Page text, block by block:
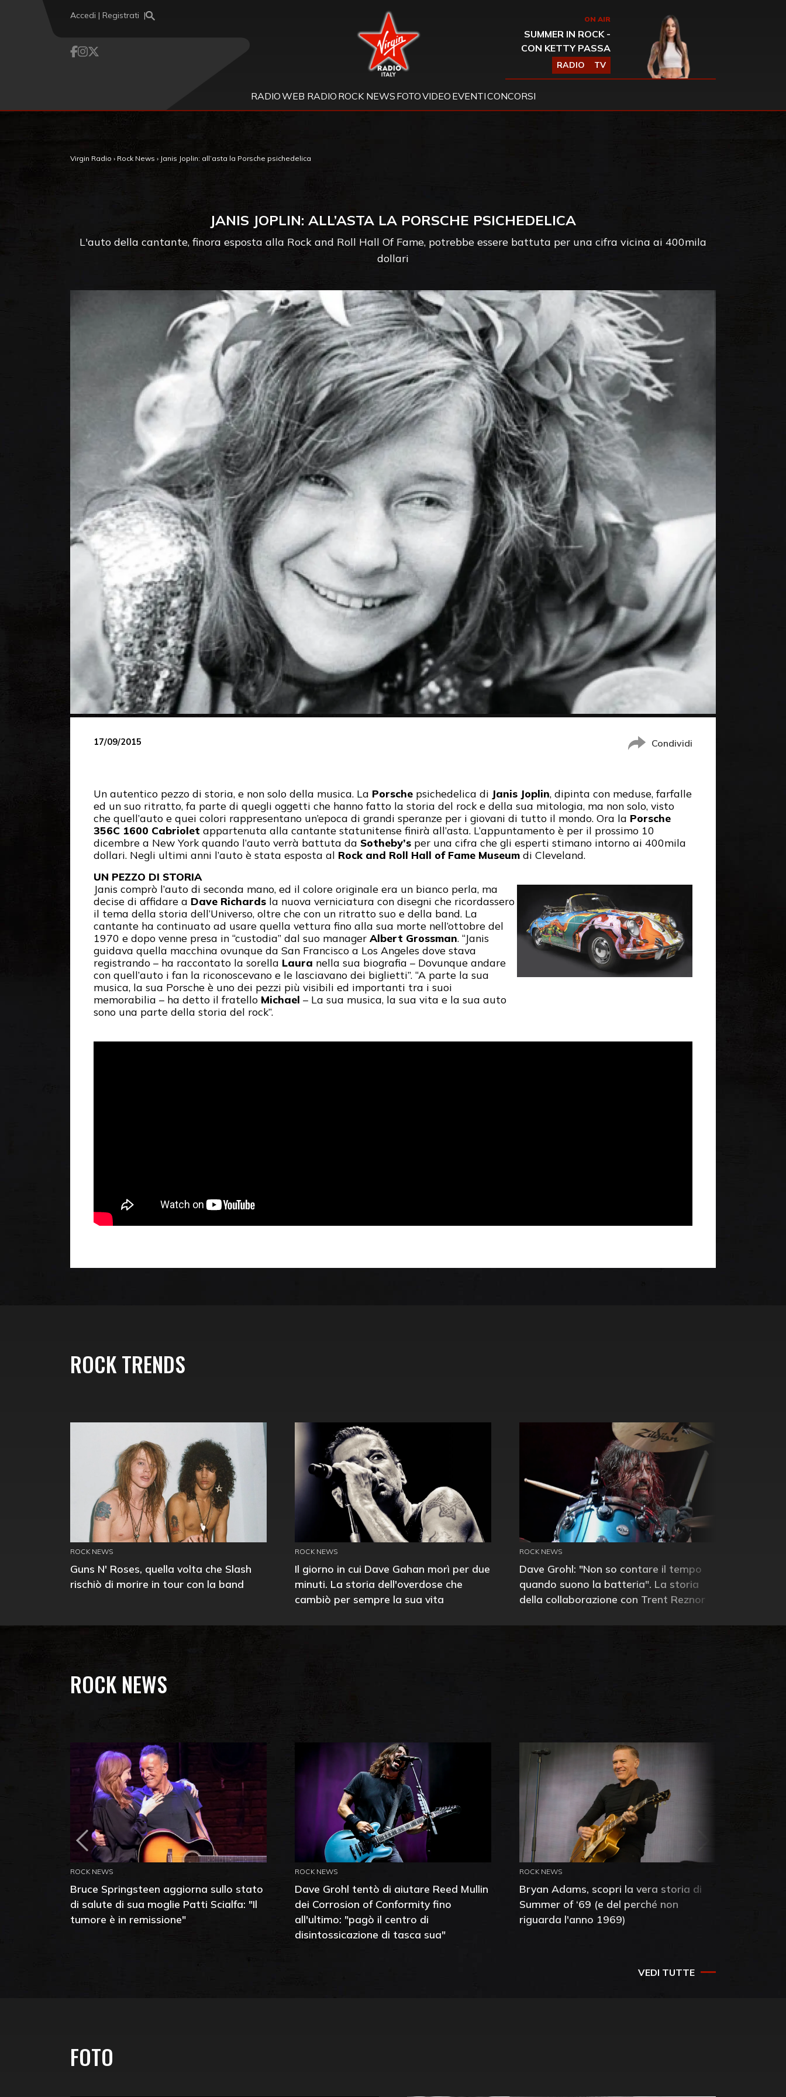
Accedi | Registrati Virgin Radio ON AIR
SUMMER IN ROCK -
CON KETTY PASSA
RADIO TV
RADIOWEB RADIO ROCK NEWS FOTOVIDEO EVENTICONCORSI
Virgin Radio › Rock News › Janis Joplin: all’asta la Porsche psichedelica
JANIS JOPLIN: ALL’ASTA LA PORSCHE PSICHEDELICA
L'auto della cantante, finora esposta alla Rock and Roll Hall Of Fame, potrebbe essere battuta per una cifra vicina ai 400mila
dollari
17/09/2015 Condividi
Un autentico pezzo di storia, e non solo della musica. La Porsche psichedelica di Janis Joplin, dipinta con meduse, farfalle
ed un suo ritratto, fa parte di quegli oggetti che hanno fatto la storia del rock e della sua mitologia, ma non solo, visto
che quell’auto e quei colori rappresentano un’epoca di grandi speranze per i giovani di tutto il mondo. Ora la Porsche
356C 1600 Cabriolet appartenuta alla cantante statunitense finirà all’asta. L’appuntamento è per il prossimo 10
dicembre a New York quando l’auto verrà battuta da Sotheby’s per una cifra che gli esperti stimano intorno ai 400mila
dollari. Negli ultimi anni l’auto è stata esposta al Rock and Roll Hall of Fame Museum di Cleveland.
UN PEZZO DI STORIA
Janis comprò l’auto di seconda mano, ed il colore originale era un bianco perla, ma
decise di affidare a Dave Richards la nuova verniciatura con disegni che ricordassero
il tema della storia dell’Universo, oltre che con un ritratto suo e della band. La
cantante ha continuato ad usare quella vettura fino alla sua morte nell’ottobre del
1970 e dopo venne presa in “custodia” dal suo manager Albert Grossman. “Janis
guidava quella macchina ovunque da San Francisco a Los Angeles dove stava
registrando – ha raccontato la sorella Laura nella sua biografia – Dovunque andare
con quell’auto i fan la riconoscevano e le lasciavano dei biglietti”. “A parte la sua
musica, la sua Porsche è uno dei pezzi più visibili ed importanti tra i suoi
memorabilia – ha detto il fratello Michael – La sua musica, la sua vita e la sua auto
sono una parte della storia del rock”.
ROCK TRENDS
ROCK NEWS
Guns N' Roses, quella volta che Slash
rischiò di morire in tour con la band
ROCK NEWS
Il giorno in cui Dave Gahan morì per due
minuti. La storia dell'overdose che
cambiò per sempre la sua vita
ROCK NEWS
Dave Grohl: "Non so contare il tempo
quando suono la batteria". La storia
della collaborazione con Trent Reznor
ROCK NEWS
ROCK NEWS
Bruce Springsteen aggiorna sullo stato
di salute di sua moglie Patti Scialfa: "Il
tumore è in remissione"
ROCK NEWS
Dave Grohl tentò di aiutare Reed Mullin
dei Corrosion of Conformity fino
all'ultimo: "pagò il centro di
disintossicazione di tasca sua"
ROCK NEWS
Bryan Adams, scopri la vera storia di
Summer of ‘69 (e del perché non
riguarda l'anno 1969)
VEDI TUTTE
FOTO